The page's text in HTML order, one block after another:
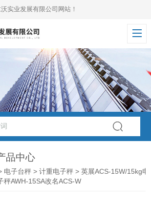
实业发展有限公司网站！
品中心
电子台秤 >计重电子秤 > 英展ACS-15W/15kg电
秤AWH-15SA改名ACS-W